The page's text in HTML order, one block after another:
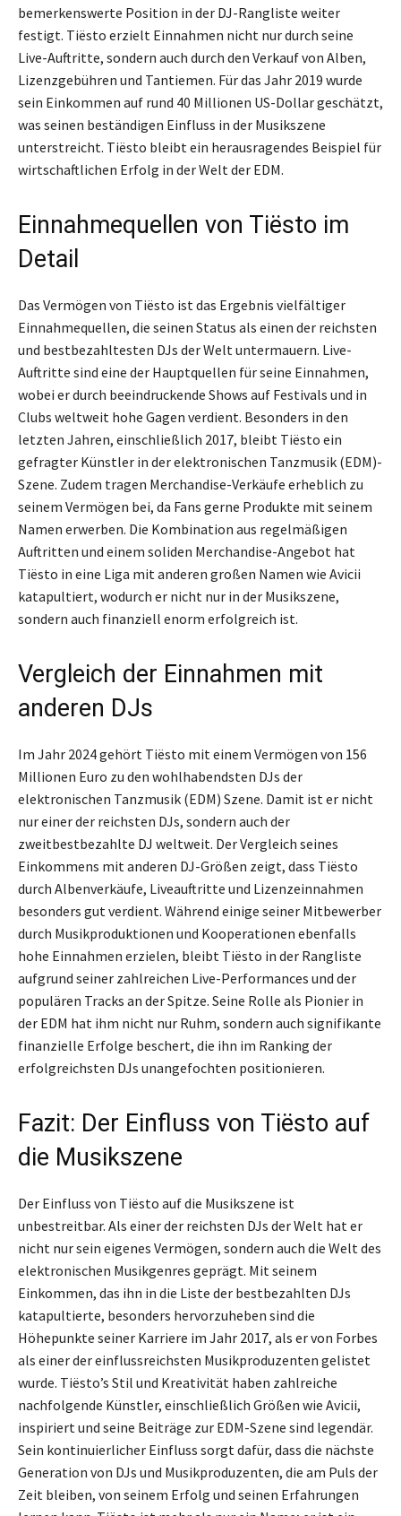
bemerkenswerte Position in der DJ-Rangliste weiter
festigt. Tiësto erzielt Einnahmen nicht nur durch seine
Live-Auftritte, sondern auch durch den Verkauf von Alben,
Lizenzgebühren und Tantiemen. Für das Jahr 2019 wurde
sein Einkommen auf rund 40 Millionen US-Dollar geschätzt,
was seinen beständigen Einfluss in der Musikszene
unterstreicht. Tiësto bleibt ein herausragendes Beispiel für
wirtschaftlichen Erfolg in der Welt der EDM.
Einnahmequellen von Tiësto im
Detail
Das Vermögen von Tiësto ist das Ergebnis vielfältiger
Einnahmequellen, die seinen Status als einen der reichsten
und bestbezahltesten DJs der Welt untermauern. Live-
Auftritte sind eine der Hauptquellen für seine Einnahmen,
wobei er durch beeindruckende Shows auf Festivals und in
Clubs weltweit hohe Gagen verdient. Besonders in den
letzten Jahren, einschließlich 2017, bleibt Tiësto ein
gefragter Künstler in der elektronischen Tanzmusik (EDM)-
Szene. Zudem tragen Merchandise-Verkäufe erheblich zu
seinem Vermögen bei, da Fans gerne Produkte mit seinem
Namen erwerben. Die Kombination aus regelmäßigen
Auftritten und einem soliden Merchandise-Angebot hat
Tiësto in eine Liga mit anderen großen Namen wie Avicii
katapultiert, wodurch er nicht nur in der Musikszene,
sondern auch finanziell enorm erfolgreich ist.
Vergleich der Einnahmen mit
anderen DJs
Im Jahr 2024 gehört Tiësto mit einem Vermögen von 156
Millionen Euro zu den wohlhabendsten DJs der
elektronischen Tanzmusik (EDM) Szene. Damit ist er nicht
nur einer der reichsten DJs, sondern auch der
zweitbestbezahlte DJ weltweit. Der Vergleich seines
Einkommens mit anderen DJ-Größen zeigt, dass Tiësto
durch Albenverkäufe, Liveauftritte und Lizenzeinnahmen
besonders gut verdient. Während einige seiner Mitbewerber
durch Musikproduktionen und Kooperationen ebenfalls
hohe Einnahmen erzielen, bleibt Tiësto in der Rangliste
aufgrund seiner zahlreichen Live-Performances und der
populären Tracks an der Spitze. Seine Rolle als Pionier in
der EDM hat ihm nicht nur Ruhm, sondern auch signifikante
finanzielle Erfolge beschert, die ihn im Ranking der
erfolgreichsten DJs unangefochten positionieren.
Fazit: Der Einfluss von Tiësto auf
die Musikszene
Der Einfluss von Tiësto auf die Musikszene ist
unbestreitbar. Als einer der reichsten DJs der Welt hat er
nicht nur sein eigenes Vermögen, sondern auch die Welt des
elektronischen Musikgenres geprägt. Mit seinem
Einkommen, das ihn in die Liste der bestbezahlten DJs
katapultierte, besonders hervorzuheben sind die
Höhepunkte seiner Karriere im Jahr 2017, als er von Forbes
als einer der einflussreichsten Musikproduzenten gelistet
wurde. Tiësto’s Stil und Kreativität haben zahlreiche
nachfolgende Künstler, einschließlich Größen wie Avicii,
inspiriert und seine Beiträge zur EDM-Szene sind legendär.
Sein kontinuierlicher Einfluss sorgt dafür, dass die nächste
Generation von DJs und Musikproduzenten, die am Puls der
Zeit bleiben, von seinem Erfolg und seinen Erfahrungen